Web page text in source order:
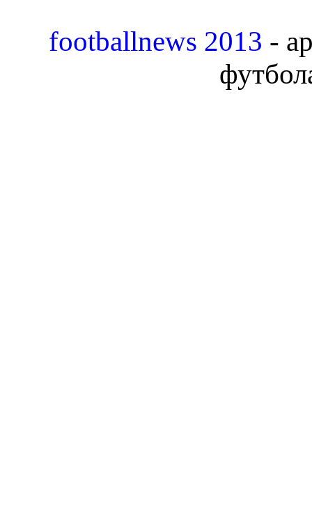
footballnews 2013 -